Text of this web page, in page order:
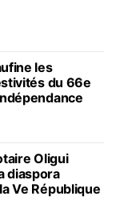
les
du 66e
Oligui
diaspora
Ve République